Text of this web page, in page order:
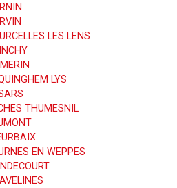
LES LENS
LYS
THUMESNIL
EN WEPPES